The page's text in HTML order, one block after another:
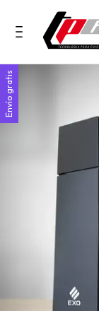
Envío gratis